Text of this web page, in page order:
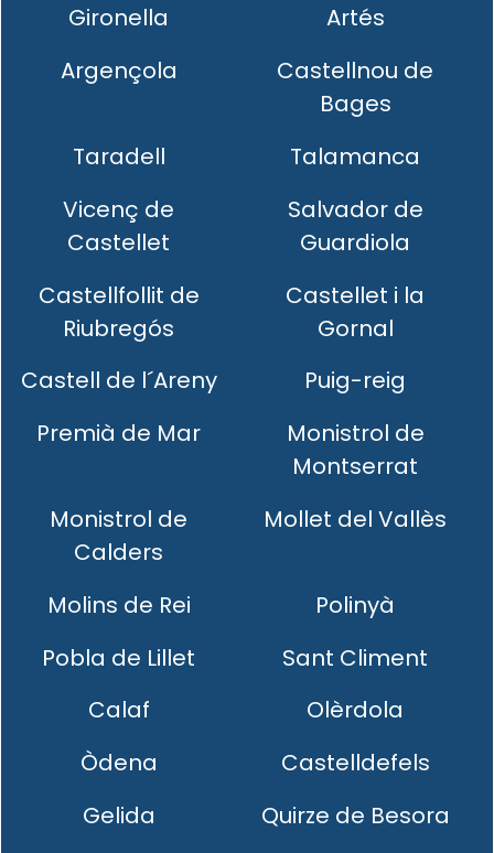
Gironella
Artés
Argençola
Castellnou de
Bages
Taradell
Talamanca
Vicenç de
Castellet
Salvador de
Guardiola
Castellfollit de
Riubregós
Castellet i la
Gornal
Castell de l´Areny
Puig-reig
Premià de Mar
Monistrol de
Montserrat
Monistrol de
Calders
Mollet del Vallès
Molins de Rei
Polinyà
Pobla de Lillet
Sant Climent
Calaf
Olèrdola
Òdena
Castelldefels
Gelida
Quirze de Besora